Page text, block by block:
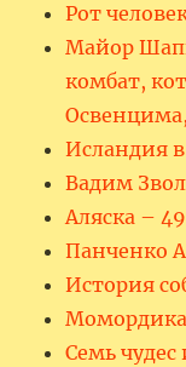
Рот
Майор
комбат,
Освенцима,
Исландия
Вадим
Аляска –
Панченко
История
Семь